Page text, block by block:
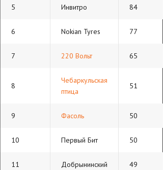
5 Инвитро 84
6 Nokian Tyres 77
7 220 Вольт 65
8
Чебаркульская
птица
51
9 Фасоль 50
10 Первый Бит 50
11 Добрынинский 49